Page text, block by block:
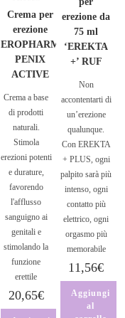
Crema per
erezione
EROPHARM
PENIX
ACTIVE
Crema a base
di prodotti
naturali.
Stimola
erezioni potenti
e durature,
favorendo
l'afflusso
sanguigno ai
genitali e
stimolando la
funzione
erettile
20,65€
erezione da
75 ml
‘EREKTA
+’ RUF
Non
accontentarti di
un’erezione
qualunque.
Con EREKTA
+ PLUS, ogni
palpito sarà più
intenso, ogni
contatto più
elettrico, ogni
orgasmo più
memorabile
11,56€
Aggiungi
al